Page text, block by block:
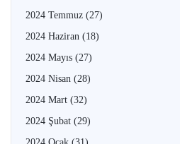
2024 Temmuz (27)
2024 Haziran (18)
2024 Mayıs (27)
2024 Nisan (28)
2024 Mart (32)
2024 Şubat (29)